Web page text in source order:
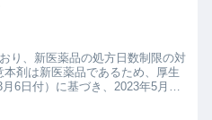
り、新医薬品の処方日数制限の対
剤は新医薬品であるため、厚生
6日付）に基づき、2023年5月末